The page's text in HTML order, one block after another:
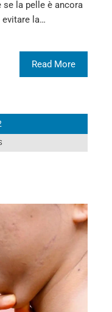
se la pelle è ancora
la…
Read More